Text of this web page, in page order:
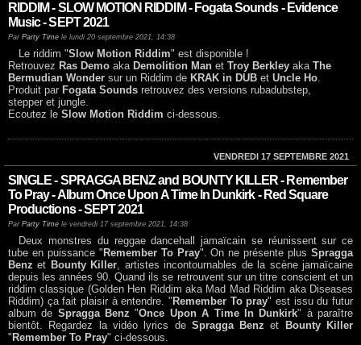
RIDDIM - SLOW MOTION RIDDIM - Fogata Sounds - Evidence
Music - SEPT 2021
Par Party Time le lundi 20 septembre 2021, 14:38
Le riddim "Slow Motion Riddim" est disponible !
Retrouvez Ras Demo aka Demolition Man et Troy Berkley aka The
Bermudian Wonder sur un Riddim de KRAK in DUB et Uncle Ho.
Produit par Fogata Sounds retrouvez des versions rubadubstep,
stepper et jungle.
Ecoutez le Slow Motion Riddim ci-dessous.
VENDREDI 17 SEPTEMBRE 2021
SINGLE - SPRAGGA BENZ and BOUNTY KILLER - Remember
To Pray - Album Once Upon A Time In Dunkirk - Red Square
Productions - SEPT 2021
Par Party Time le vendredi 17 septembre 2021, 14:38
Deux monstres du reggae dancehall jamaïcain se réunissent sur ce
tube en puissance " Remember To Pray". On ne présente plusSpragga
Benzet Bounty Killer, artistes incontournables de la scène jamaïcaine
depuis les années 90. Quand ils se retrouvent sur un titre conscient et un
riddim classique (Golden Hen Riddim aka Mad Mad Riddim aka Diseases
Riddim) ça fait plaisir à entendre. " Remember To pray" est issu du futur
album de Spragga Benz"Once Upon A Time In Dunkirk" à paraître
bientôt. Regardez la vidéo lyrics de Spragga Benzet Bounty Killer
" Remember To Pray" ci-dessous.